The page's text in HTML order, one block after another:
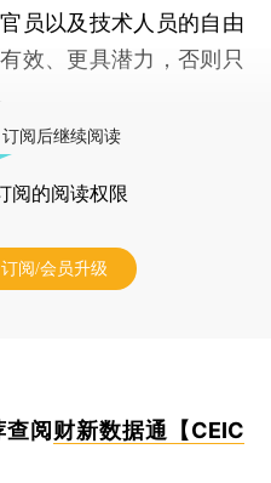
员以及技术人员的自由
效、更具潜力，否则只
阅后继续阅读
阅的阅读权限
订阅/会员升级
阅 财新数据通【CEIC